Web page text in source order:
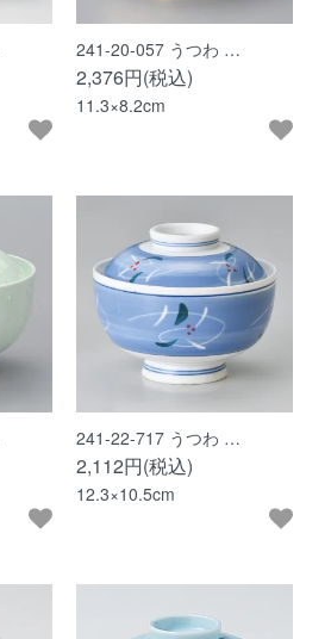
241-20-057 うつわ …
2,376円(税込)
11.3×8.2cm
241-22-717 うつわ …
2,112円(税込)
12.3×10.5cm